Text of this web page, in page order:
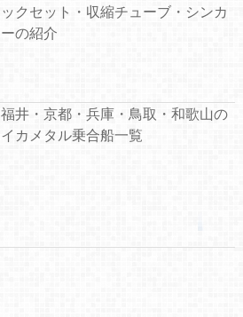
ックセット・収縮チューブ・シンカ
ーの紹介
福井・京都・兵庫・鳥取・和歌山の
イカメタル乗合船一覧